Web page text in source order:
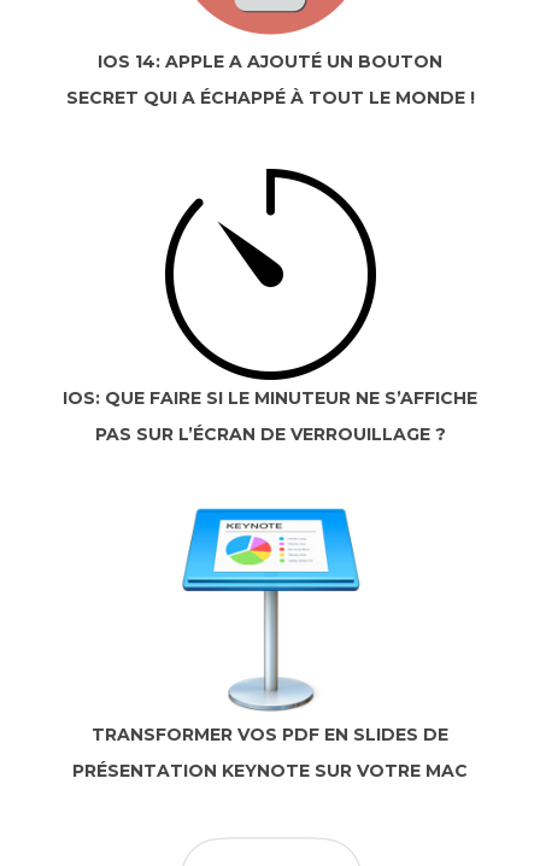
IOS 14: APPLE A AJOUTÉ UN BOUTON
SECRET QUI A ÉCHAPPÉ À TOUT LE MONDE !
IOS: QUE FAIRE SI LE MINUTEUR NE S’AFFICHE
PAS SUR L’ÉCRAN DE VERROUILLAGE ?
TRANSFORMER VOS PDF EN SLIDES DE
PRÉSENTATION KEYNOTE SUR VOTRE MAC